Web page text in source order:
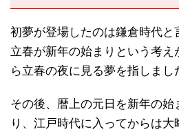
初夢が登場したのは鎌倉時代と
立春が新年の始まりという考
ら立春の夜に見る夢を指しまし
その後、暦上の元日を新年の始
り、江戸時代に入ってからは